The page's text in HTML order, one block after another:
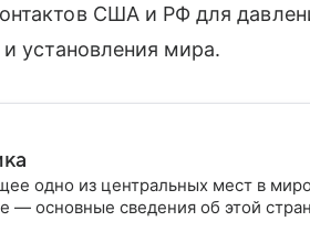
США и РФ для
установления мира.
одно из центральных мест в
— основные сведения об этой